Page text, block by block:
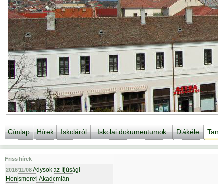
Címlap Hírek Iskoláról Iskolai dokumentumok Diákélet
Friss hírek
2016/11/08Adysok az Ifjúsági
Honismereti Akadémián